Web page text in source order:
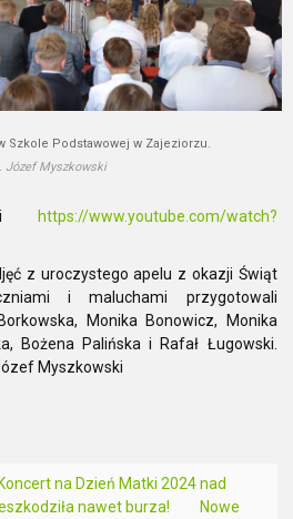
Szkole Podstawowej w Zajeziorzu.
Józef Myszkowski
https://www.youtube.com/watch?
z uroczystego apelu z okazji Świąt
i maluchami przygotowali
Monika Bonowicz, Monika
Bożena Palińska i Rafał Ługowski.
Myszkowski
na Dzień Matki 2024 nad
nawet burza!
Nowe